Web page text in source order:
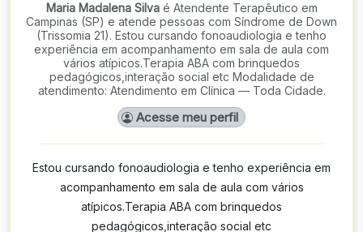
Maria Madalena Silvaé Atendente Terapêutico em
Campinas (SP) e atende pessoas com Síndrome de Down
(Trissomia 21). Estou cursando fonoaudiologia e tenho
experiência em acompanhamento em sala de aula com
vários atípicos.Terapia ABA com brinquedos
pedagógicos,interação social etc Modalidade de
atendimento: Atendimento em Clínica — Toda Cidade.
Acesse meu perfil
Estou cursando fonoaudiologia e tenho experiência em
acompanhamento em sala de aula com vários
atípicos.Terapia ABA com brinquedos
pedagógicos,interação social etc